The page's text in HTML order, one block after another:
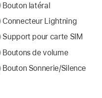
Bouton latéral
Connecteur Lightning
Support pour carte SIM
Boutons de volume
Bouton Sonnerie/Silence